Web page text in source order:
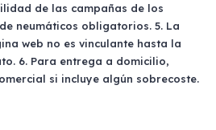
de las campañas de los
neumáticos obligatorios. 5. La
web no es vinculante hasta la
6. Para entrega a domicilio,
si incluye algún sobrecoste.